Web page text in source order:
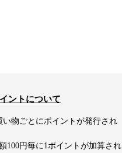
ントについて
物ごとにポイントが発行され
100円毎に1ポイントが加算され